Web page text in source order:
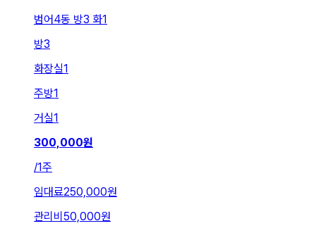
범어4동 방3 화1
방3
화장실1
주방1
거실1
300,000원
/1주
임대료250,000원
관리비 50,000원